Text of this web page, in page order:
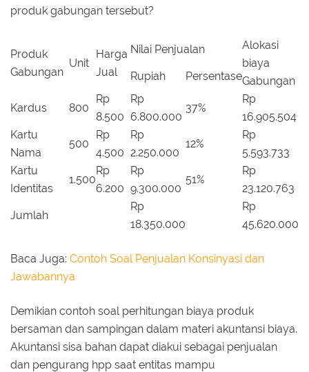
produk gabungan tersebut?
Produk
Gabungan
Unit
Harga
Jual
Nilai Penjualan
Alokasi
biaya
Gabungan
Rupiah Persentase
Kardus 800
Rp
8.500
Rp
6.800.000
37%
Rp
16.905.504
Kartu
Nama
500
Rp
4.500
Rp
2.250.000
12%
Rp
5.593.733
Kartu
Identitas
1.500
Rp
6.200
Rp
9.300.000
51%
Rp
23.120.763
Jumlah
Rp
18.350.000
Rp
45.620.000
Baca Juga: Contoh Soal Penjualan Konsinyasi dan
Jawabannya
Demikian contoh soal perhitungan biaya produk
bersaman dan sampingan dalam materi akuntansi biaya.
Akuntansi sisa bahan dapat diakui sebagai penjualan
dan pengurang hpp saat entitas mampu